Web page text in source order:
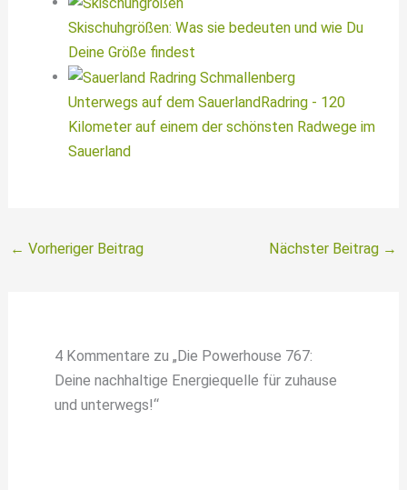
Skischuhgrößen: Was sie bedeuten und wie Du
Deine Größe findest
Unterwegs auf dem SauerlandRadring - 120
Kilometer auf einem der schönsten Radwege im
Sauerland
← Vorheriger Beitrag Nächster Beitrag →
4 Kommentare zu „Die Powerhouse 767:
Deine nachhaltige Energiequelle für zuhause
und unterwegs!“